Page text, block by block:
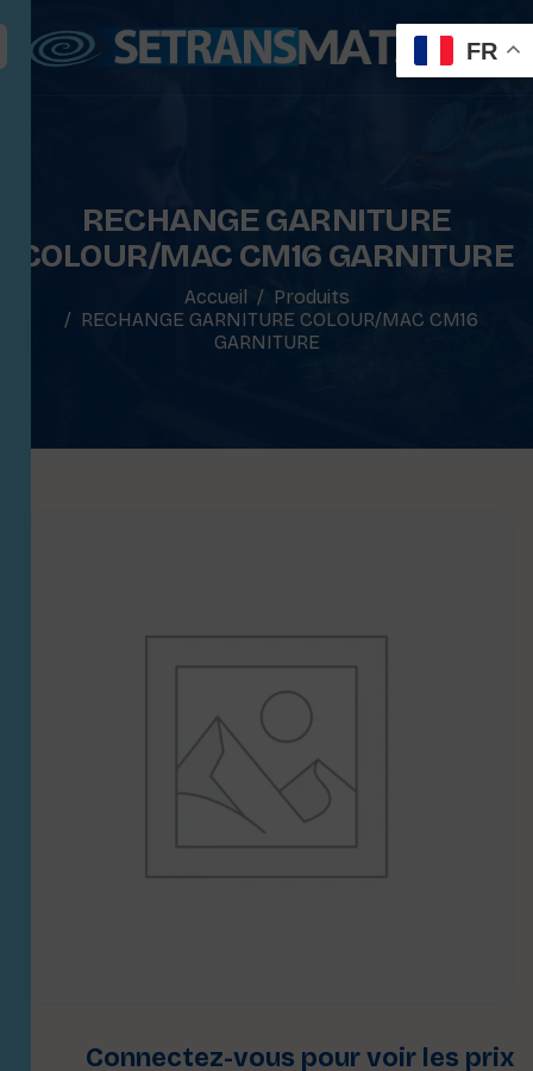
RECHANGE GARNITURE
COLOUR/MAC CM16 GARNITURE
Accueil
Produits
RECHANGE GARNITURE COLOUR/MAC CM16
GARNITURE
Connectez-vous pour voir les prix
FR